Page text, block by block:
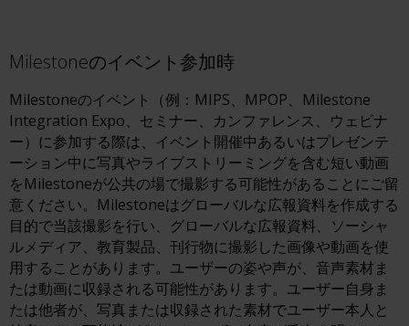
Milestoneのイベント参加時
Milestoneのイベント（例：MIPS、MPOP、Milestone
Integration Expo、セミナー、カンファレンス、ウェビナ
ー）に参加する際は、イベント開催中あるいはプレゼンテ
ーション中に写真やライブストリーミングを含む短い動画
をMilestoneが公共の場で撮影する可能性があることにご留
意ください。Milestoneはグローバルな広報資料を作成する
目的で当該撮影を行い、グローバルな広報資料、ソーシャ
ルメディア、教育製品、刊行物に撮影した画像や動画を使
用することがあります。ユーザーの姿や声が、音声素材ま
たは動画に収録される可能性があります。ユーザー自身ま
たは他者が、写真または収録された素材でユーザー本人と